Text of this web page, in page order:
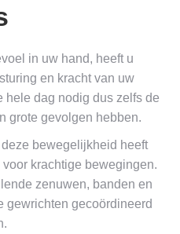
in uw hand, heeft u
en kracht van uw
hele dag nodig dus zelfs de
grote gevolgen hebben.
bewegelijkheid heeft
krachtige bewegingen.
zenuwen, banden en
gewrichten gecoördineerd